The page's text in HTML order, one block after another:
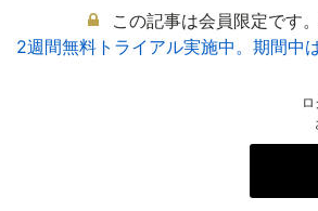
この記事は会員限定です
2週間無料トライアル実施中。期間中